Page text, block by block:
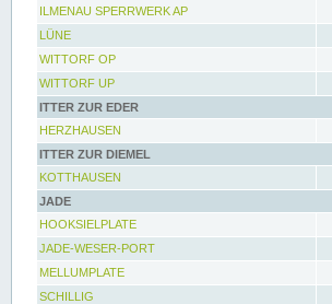
ILMENAU SPERRWERK AP
LÜNE
WITTORF OP
WITTORF UP
ITTER ZUR EDER
HERZHAUSEN
ITTER ZUR DIEMEL
KOTTHAUSEN
JADE
HOOKSIELPLATE
JADE-WESER-PORT
MELLUMPLATE
SCHILLIG